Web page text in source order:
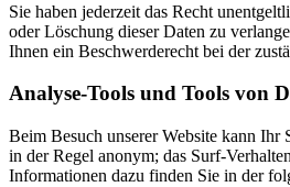
Sie haben jederzeit das Recht
oder Löschung dieser Daten zu
Ihnen ein Beschwerderecht bei der
Analyse-Tools und Tools von
Beim Besuch unserer Website kann Ihr
in der Regel anonym; das Surf-
Informationen dazu finden Sie in der